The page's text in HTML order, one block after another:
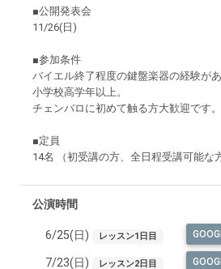
■公開発表会
11/26(日)
■参加条件
バイエル終了程度の鍵盤楽器の経験があ
小学校高学年以上。
チェンバロに初めて触る方大歓迎です。
■定員
14名 （初受講の方、全日程受講可能な
公演時間
6/25(日) レッスン1日目
7/23(日) レッスン2日目